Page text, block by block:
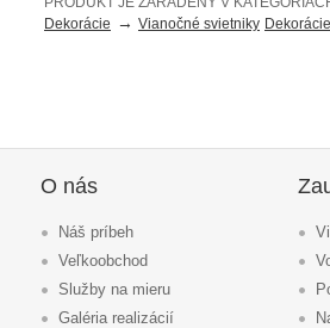
Dekorácie → Vianočné svietniky Dekorácie
O nás
Náš príbeh
Veľkoobchod
Služby na mieru
Galéria realizácií